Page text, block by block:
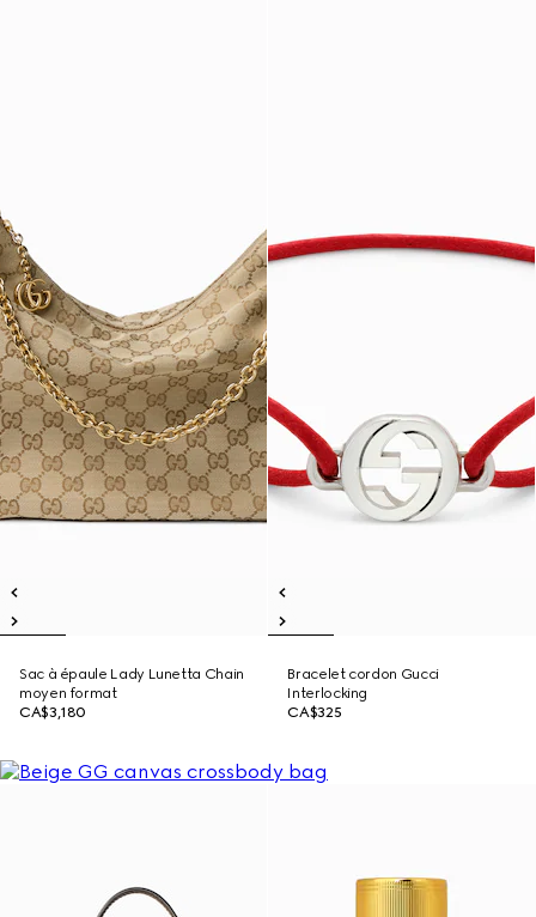
Sac à épaule Lady Lunetta Chain
moyen format
CA$3,180
Bracelet cordon Gucci
Interlocking
CA$325